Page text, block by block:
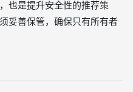
也是提升安全性的推荐策
妥善保管，确保只有所有者